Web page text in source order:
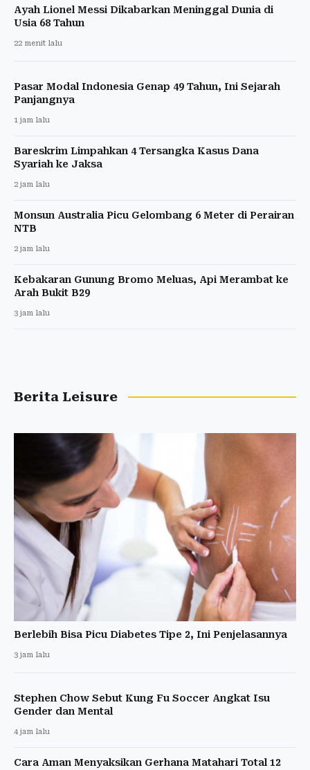
Ayah Lionel Messi Dikabarkan Meninggal Dunia di
Usia 68 Tahun
22 menit lalu
Pasar Modal Indonesia Genap 49 Tahun, Ini Sejarah
Panjangnya
1 jam lalu
Bareskrim Limpahkan 4 Tersangka Kasus Dana
Syariah ke Jaksa
2 jam lalu
Monsun Australia Picu Gelombang 6 Meter di Perairan
NTB
2 jam lalu
Kebakaran Gunung Bromo Meluas, Api Merambat ke
Arah Bukit B29
3 jam lalu
Berita Leisure
Berlebih Bisa Picu Diabetes Tipe 2, Ini Penjelasannya
3 jam lalu
Stephen Chow Sebut Kung Fu Soccer Angkat Isu
Gender dan Mental
4 jam lalu
Cara Aman Menyaksikan Gerhana Matahari Total 12